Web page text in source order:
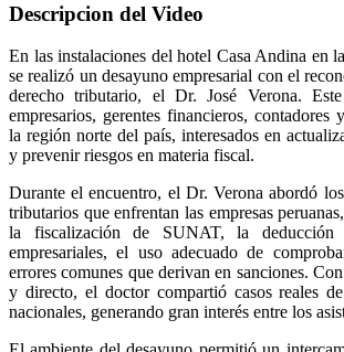
Descripcion del Video
En las instalaciones del hotel Casa Andina en
se realizó un desayuno empresarial con el
derecho tributario, el Dr. José Verona.
empresarios, gerentes financieros, contadores
la región norte del país, interesados en
y prevenir riesgos en materia fiscal.
Durante el encuentro, el Dr. Verona abordó
tributarios que enfrentan las empresas
la fiscalización de SUNAT, la deducción
empresariales, el uso adecuado de
errores comunes que derivan en sanciones.
y directo, el doctor compartió casos reales
nacionales, generando gran interés entre los